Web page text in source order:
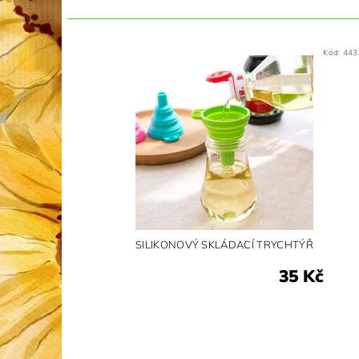
Kód:
SILIKONOVÝ SKLÁDACÍ TRYCHTÝŘ
35 Kč